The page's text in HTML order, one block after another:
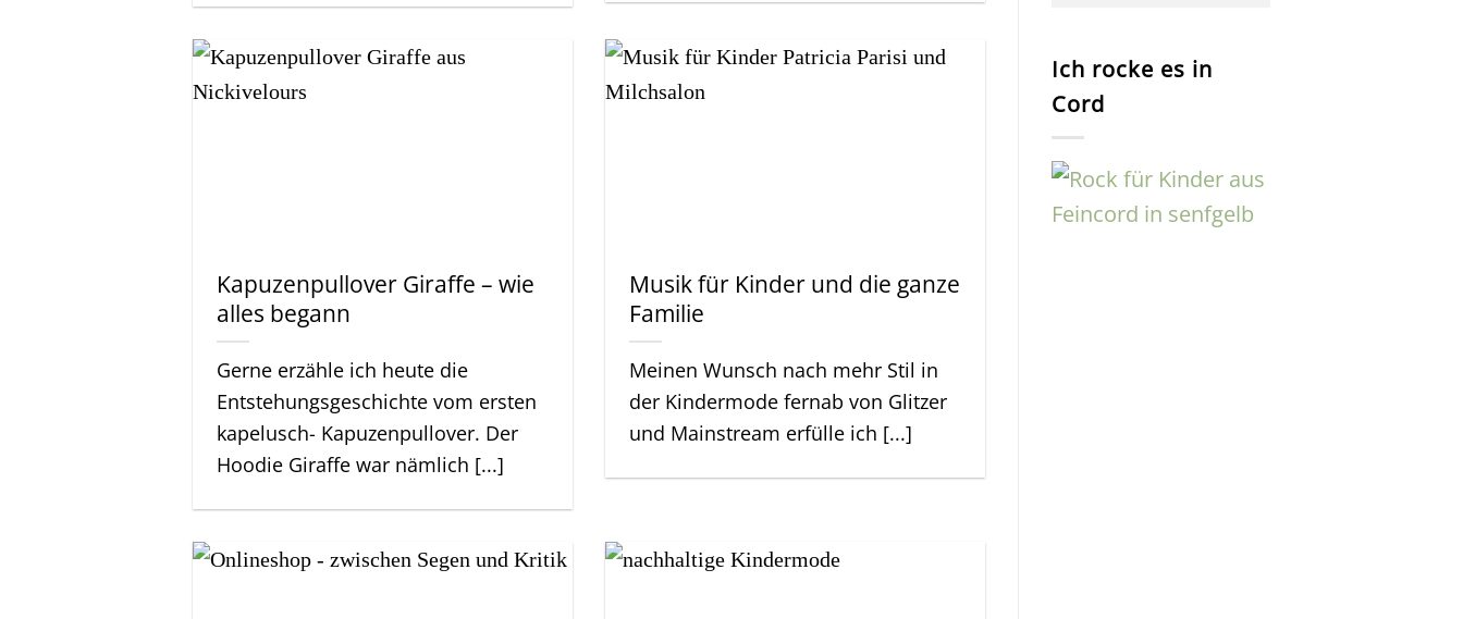
Kapuzenpullover Giraffe – wie
alles begann
Gerne erzähle ich heute die
Entstehungsgeschichte vom ersten
kapelusch- Kapuzenpullover. Der
Hoodie Giraffe war nämlich [...]
Musik für Kinder und die ganze
Familie
Meinen Wunsch nach mehr Stil in
der Kindermode fernab von Glitzer
und Mainstream erfülle ich [...]
Ich rocke es in
Cord